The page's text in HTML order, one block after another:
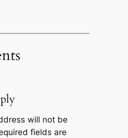
will not be
fields are